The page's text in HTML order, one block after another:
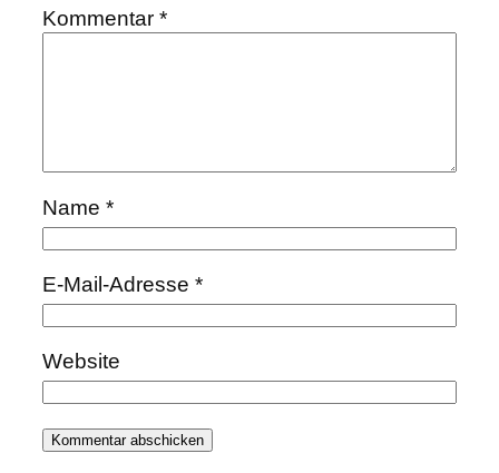
Kommentar *
Name *
E-Mail-Adresse *
Website